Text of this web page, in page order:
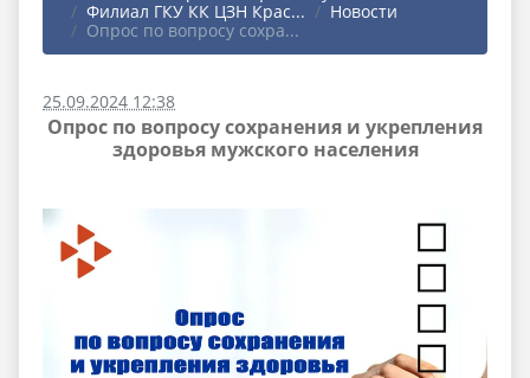
Филиал ГКУ КК ЦЗН Крас...
Новости
Опрос по вопросу сохра...
25.09.2024 12:38
Опрос по вопросу сохранения и укрепления
здоровья мужского населения